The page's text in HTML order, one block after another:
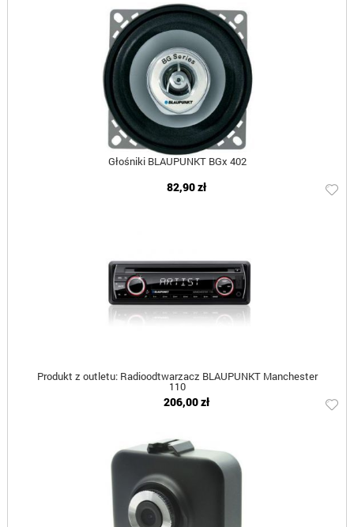
Głośniki BLAUPUNKT BGx 402
82,90 zł
Produkt z outletu: Radioodtwarzacz BLAUPUNKT Manchester
110
206,00 zł